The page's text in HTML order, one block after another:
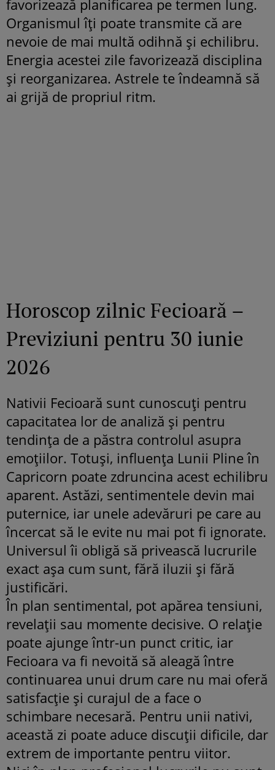
favorizează planificarea pe termen lung.
Organismul îți poate transmite că are
nevoie de mai multă odihnă și echilibru.
Energia acestei zile favorizează disciplina
și reorganizarea. Astrele te îndeamnă să
ai grijă de propriul ritm.
Horoscop zilnic Fecioară –
Previziuni pentru 30 iunie
2026
Nativii Fecioară sunt cunoscuți pentru
capacitatea lor de analiză și pentru
tendința de a păstra controlul asupra
emoțiilor. Totuși, influența Lunii Pline în
Capricorn poate zdruncina acest echilibru
aparent. Astăzi, sentimentele devin mai
puternice, iar unele adevăruri pe care au
încercat să le evite nu mai pot fi ignorate.
Universul îi obligă să privească lucrurile
exact așa cum sunt, fără iluzii și fără
justificări.
În plan sentimental, pot apărea tensiuni,
revelații sau momente decisive. O relație
poate ajunge într-un punct critic, iar
Fecioara va fi nevoită să aleagă între
continuarea unui drum care nu mai oferă
satisfacție și curajul de a face o
schimbare necesară. Pentru unii nativi,
această zi poate aduce discuții dificile, dar
extrem de importante pentru viitor.